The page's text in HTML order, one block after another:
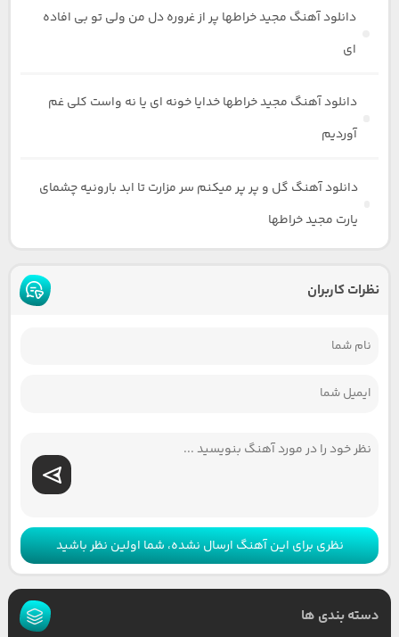
دانلود آهنگ مجید خراطها پر از غروره دل من ولی تو بی افاده
ای
دانلود آهنگ مجید خراطها خدایا خونه ای یا نه واست کلی غم
آوردیم
دانلود آهنگ گل و پر پر میکنم سر مزارت تا ابد بارونیه چشمای
یارت مجید خراطها
نظرات کاربران
نظری برای این آهنگ ارسال نشده، شما اولین نظر باشید
دسته بندی ها